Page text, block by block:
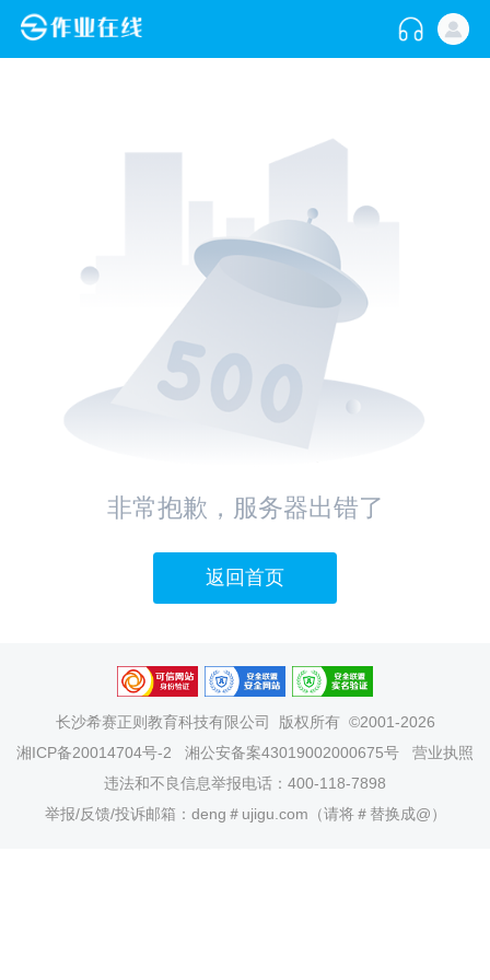
非常抱歉，服务器出错了
返回首页
长沙希赛正则教育科技有限公司
版权所有 ©2001-2026
湘ICP备20014704号-2
湘公安备案43019002000675号
营业执照
违法和不良信息举报电话：400-118-7898
举报/反馈/投诉邮箱：deng＃ujigu.com（请将＃替换成@）